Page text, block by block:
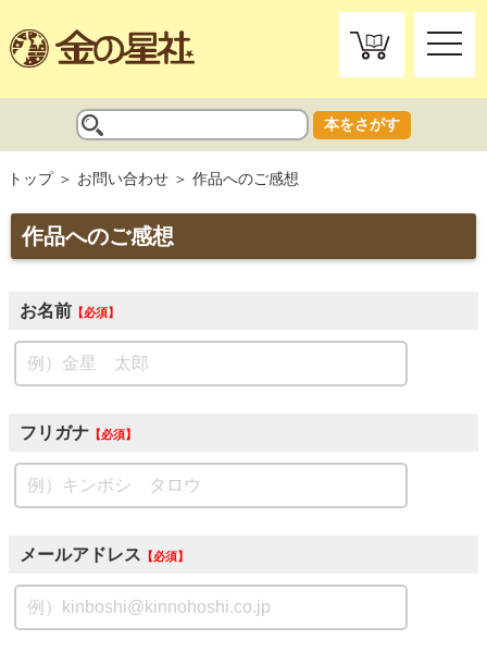
toggle
本をさがす
トップ お問い合わせ 作品へのご感想
作品へのご感想
お名前 必須
フリガナ 必須
メールアドレス 必須